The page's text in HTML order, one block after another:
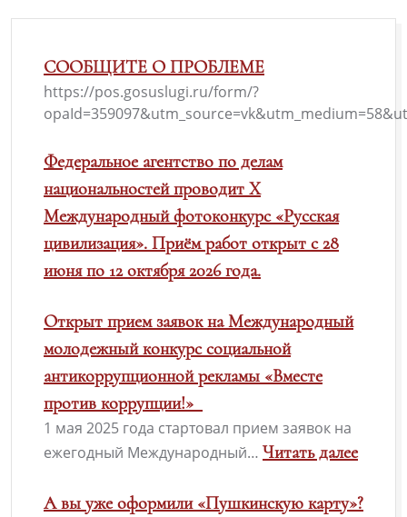
СООБЩИТЕ О ПРОБЛЕМЕ
https://pos.gosuslugi.ru/form/?
Федеральное агентство по делам
национальностей проводит X
Международный фотоконкурс «Русская
цивилизация». Приём работ открыт с 28
июня по 12 октября 2026 года.
Открыт прием заявок на Международный
молодежный конкурс социальной
антикоррупционной рекламы «Вместе
против коррупции!»
1 мая 2025 года стартовал прием заявок на
ежегодный Международный… Читать далее
А вы уже оформили «Пушкинскую карту»?